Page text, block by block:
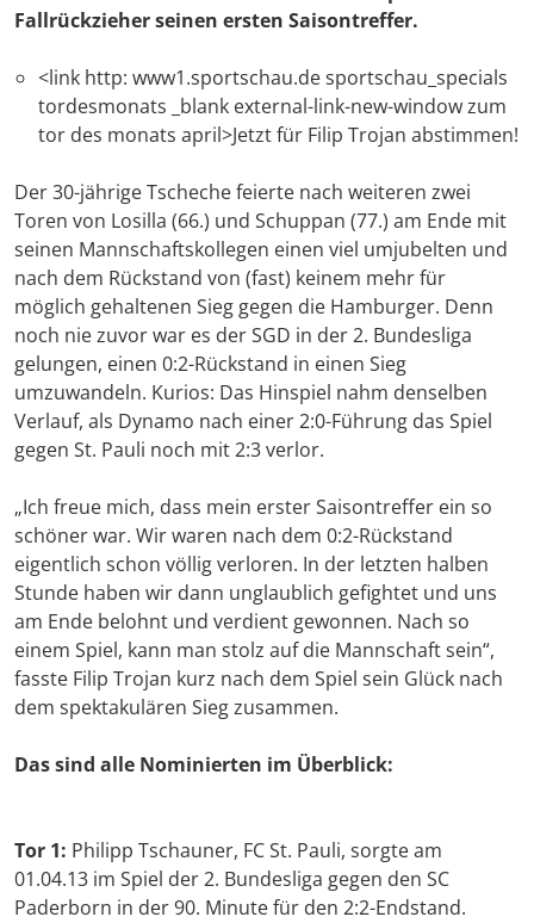
Fallrückzieher seinen ersten Saisontreffer.
<link http: www1.sportschau.de sportschau_specials
tordesmonats _blank external-link-new-window zum
tor des monats april>Jetzt für Filip Trojan abstimmen!
Der 30-jährige Tscheche feierte nach weiteren zwei
Toren von Losilla (66.) und Schuppan (77.) am Ende mit
seinen Mannschaftskollegen einen viel umjubelten und
nach dem Rückstand von (fast) keinem mehr für
möglich gehaltenen Sieg gegen die Hamburger. Denn
noch nie zuvor war es der SGD in der 2. Bundesliga
gelungen, einen 0:2-Rückstand in einen Sieg
umzuwandeln. Kurios: Das Hinspiel nahm denselben
Verlauf, als Dynamo nach einer 2:0-Führung das Spiel
gegen St. Pauli noch mit 2:3 verlor.
„Ich freue mich, dass mein erster Saisontreffer ein so
schöner war. Wir waren nach dem 0:2-Rückstand
eigentlich schon völlig verloren. In der letzten halben
Stunde haben wir dann unglaublich gefightet und uns
am Ende belohnt und verdient gewonnen. Nach so
einem Spiel, kann man stolz auf die Mannschaft sein“,
fasste Filip Trojan kurz nach dem Spiel sein Glück nach
dem spektakulären Sieg zusammen.
Das sind alle Nominierten im Überblick:
Tor 1: Philipp Tschauner, FC St. Pauli, sorgte am
01.04.13 im Spiel der 2. Bundesliga gegen den SC
Paderborn in der 90. Minute für den 2:2-Endstand.